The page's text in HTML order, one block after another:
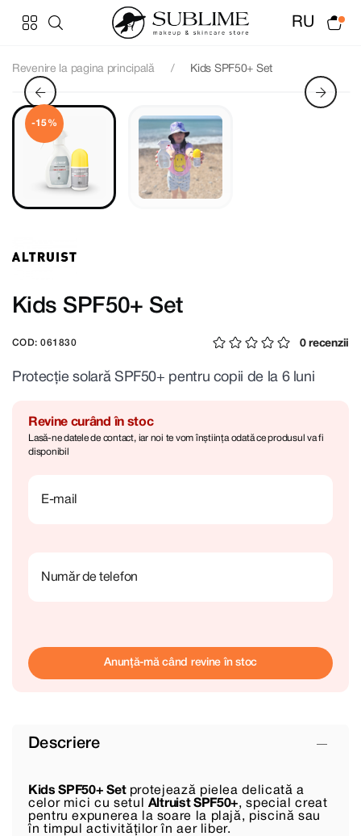
RU
Revenire la pagina principală Kids SPF50+ Set
-15%
Kids SPF50+ Set
COD: 061830 0 recenzii
Protecție solară SPF50+ pentru copii de la 6 luni
Revine curând în stoc
Lasă-ne datele de contact, iar noi te vom înștiința odată ce produsul va fi
disponibil
E-mail
Număr de telefon
Anunță-mă când revine în stoc
Descriere
Kids SPF50+ Setprotejează pielea delicată a
celor mici cu setul Altruist SPF50+, special creat
pentru expunerea la soare la plajă, piscină sau
în timpul activităților în aer liber.